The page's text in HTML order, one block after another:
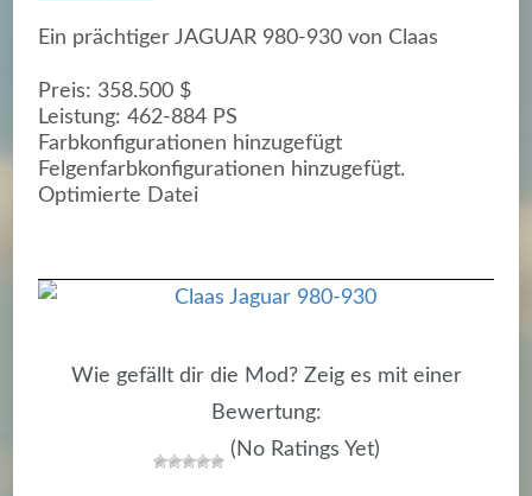
Ein prächtiger JAGUAR 980-930 von Claas
Preis: 358.500 $
Leistung: 462-884 PS
Farbkonfigurationen hinzugefügt
Felgenfarbkonfigurationen hinzugefügt.
Optimierte Datei
Wie gefällt dir die Mod? Zeig es mit einer
Bewertung:
(No Ratings Yet)